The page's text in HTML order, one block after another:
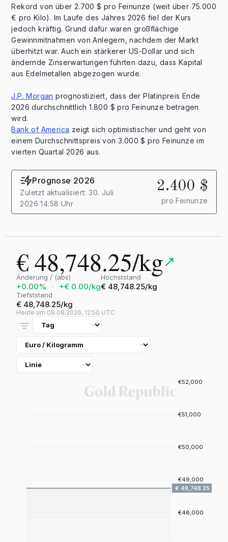
Rekord von über 2.700 $ pro Feinunze (weit über 75.000
€ pro Kilo). Im Laufe des Jahres 2026 fiel der Kurs
jedoch kräftig. Grund dafür waren großflächige
Gewinnmitnahmen von Anlegern, nachdem der Markt
überhitzt war. Auch ein stärkerer US-Dollar und sich
ändernde Zinserwartungen führten dazu, dass Kapital
aus Edelmetallen abgezogen wurde.
J.P. Morgan prognostiziert, dass der Platinpreis Ende
2026 durchschnittlich 1.800 $ pro Feinunze betragen
wird.
Bank of America zeigt sich optimistischer und geht von
einem Durchschnittspreis von 3.000 $ pro Feinunze im
vierten Quartal 2026 aus.
Prognose 2026
Zuletzt aktualisiert: 30. Juli
2026 14:58 Uhr
2.400 $
pro Feinunze
€ 48,748.25/kg↗
Änderung / (abs)
+0.00% · +€ 0.00/kg
Höchststand
€ 48,748.25/kg
Tiefststand
€ 48,748.25/kg
Heute um 09.08.2026, 12:50 UTC